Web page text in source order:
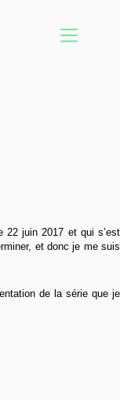
22 juin 2017 et qui s’est
et donc je me suis
de la série que je